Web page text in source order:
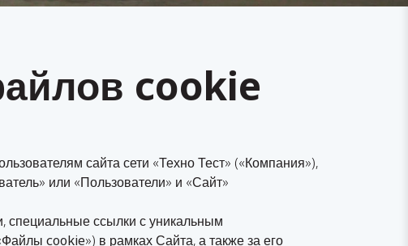
cookie
сайта сети «Техно Тест» («Компания»),
» или «Пользователи» и «Сайт»
специальные ссылки с уникальным
Файлы cookie») в рамках Сайта, а также за его